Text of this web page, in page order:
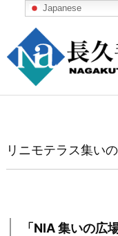
リニモテラス集い
「NIA 集いの
Japanese